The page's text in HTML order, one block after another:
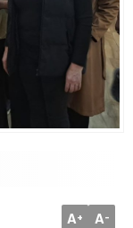
A+ A-